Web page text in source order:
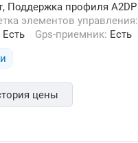
Поддержка профиля A2DP
элементов управления:
Есть Gps-приемник: Есть
цены